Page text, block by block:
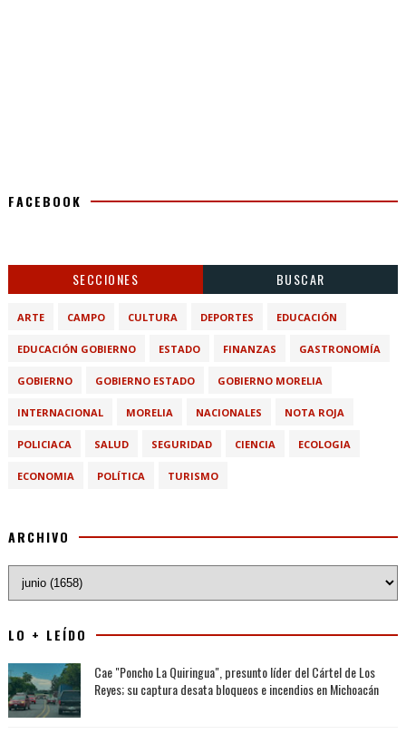
FACEBOOK
SECCIONES BUSCAR
ARTE CAMPO CULTURA DEPORTES EDUCACIÓN
EDUCACIÓN GOBIERNO ESTADO FINANZAS GASTRONOMÍA
GOBIERNO GOBIERNO ESTADO GOBIERNO MORELIA
INTERNACIONAL MORELIA NACIONALES NOTA ROJA
POLICIACA SALUD SEGURIDAD CIENCIA ECOLOGIA
ECONOMIA POLÍTICA TURISMO
ARCHIVO
LO + LEÍDO
Cae "Poncho La Quiringua", presunto líder del Cártel de Los
Reyes; su captura desata bloqueos e incendios en Michoacán